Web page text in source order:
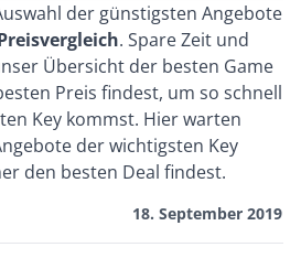
der günstigsten Angebote
. Spare Zeit und
Übersicht der besten Game
Preis findest, um so schnell
Key kommst. Hier warten
der wichtigsten Key
den besten Deal findest.
18. September 2019